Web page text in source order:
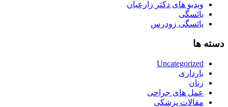
ویدیو های دکتر زارعیان
یائسگی
یائسگی زودرس
دسته ها
Uncategorized
بارداری
زنان
عمل های جراحی
مقالات پزشکی